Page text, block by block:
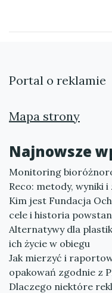
Portal o reklamie
Mapa strony
Najnowsze
Monitoring
Reco: metody, wyniki
Kim jest Fundacja
cele i historia
Alternatywy dla
ich życie w obiegu
Jak mierzyć i
opakowań zgodnie z
Dlaczego niektóre